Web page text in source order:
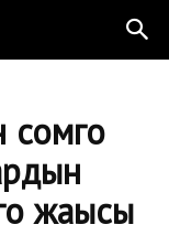
сомго
жаңысы